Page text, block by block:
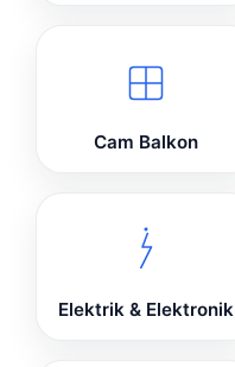
Cam Balkon
Elektrik & Elektronik